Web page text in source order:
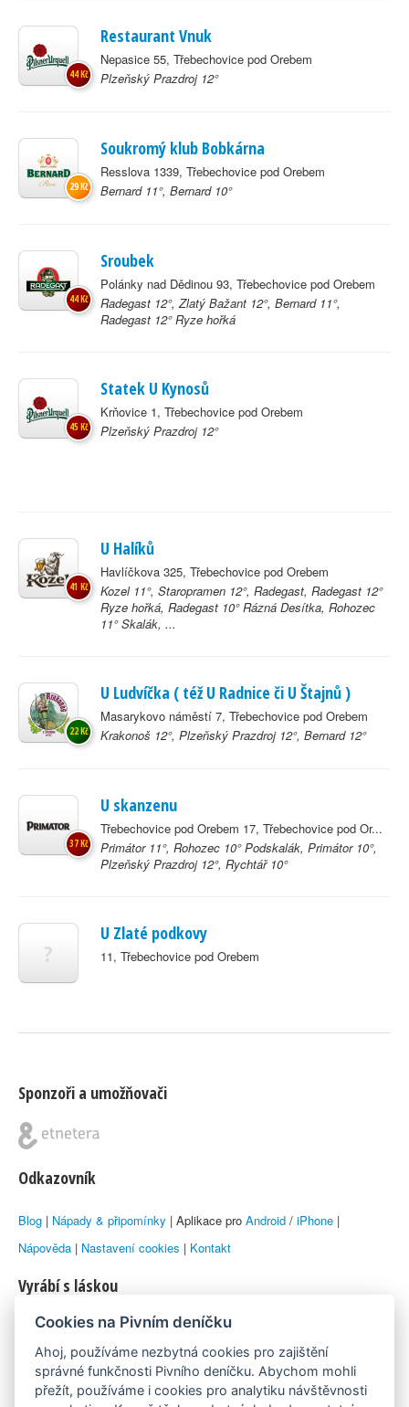
Restaurant Vnuk
Nepasice 55, Třebechovice pod Orebem
Plzeňský Prazdroj 12°
44 Kč
Soukromý klub Bobkárna
Resslova 1339, Třebechovice pod Orebem
Bernard 11°, Bernard 10°
29 Kč
Sroubek
Polánky nad Dědinou 93, Třebechovice pod Orebem
Radegast 12°, Zlatý Bažant 12°, Bernard 11°,
Radegast 12° Ryze hořká
44 Kč
Statek U Kynosů
Krňovice 1, Třebechovice pod Orebem
Plzeňský Prazdroj 12°
45 Kč
U Halíků
Havlíčkova 325, Třebechovice pod Orebem
Kozel 11°, Staropramen 12°, Radegast, Radegast 12°
Ryze hořká, Radegast 10° Rázná Desítka, Rohozec
11° Skalák, ...
41 Kč
U Ludvíčka ( též U Radnice či U Štajnů )
Masarykovo náměstí 7, Třebechovice pod Orebem
Krakonoš 12°, Plzeňský Prazdroj 12°, Bernard 12°
22 Kč
U skanzenu
Třebechovice pod Orebem 17, Třebechovice pod Or...
Primátor 11°, Rohozec 10° Podskalák, Primátor 10°,
Plzeňský Prazdroj 12°, Rychtář 10°
37 Kč
U Zlaté podkovy
11, Třebechovice pod Orebem
?
Sponzoři a umožňovači
Odkazovník
Blog | Nápady & připomínky | Aplikace pro Android / iPhone |
Nápověda | Nastavení cookies | Kontakt
Vyrábí s láskou
© 2010–2026 byLukáš Zemanaka Emka
Máme rádi
Cookies na Pivním deníčku
Ahoj, používáme nezbytná cookies pro zajištění
správné funkčnosti Pivního deníčku. Abychom mohli
přežít, používáme i cookies pro analytiku návštěvnosti